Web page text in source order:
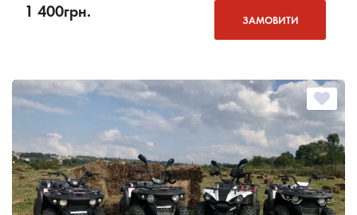
1 400грн. ЗАМОВИТИ